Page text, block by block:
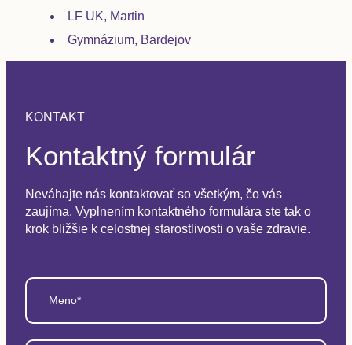
LF UK, Martin
Gymnázium, Bardejov
KONTAKT
Kontaktný formulár
Neváhajte nás kontaktovať so všetkým, čo vás
zaujíma. Vyplnením kontaktného formulára ste tak o
krok bližšie k celostnej starostlivosti o vaše zdravie.
Meno*